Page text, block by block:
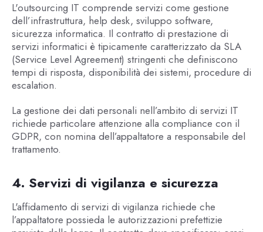
L'outsourcing IT comprende servizi come gestione
dell’infrastruttura, help desk, sviluppo software,
sicurezza informatica. Il contratto di prestazione di
servizi informatici è tipicamente caratterizzato da SLA
(Service Level Agreement) stringenti che definiscono
tempi di risposta, disponibilità dei sistemi, procedure di
escalation.
La gestione dei dati personali nell’ambito di servizi IT
richiede particolare attenzione alla compliance con il
GDPR, con nomina dell’appaltatore a responsabile del
trattamento.
4. Servizi di vigilanza e sicurezza
L'affidamento di servizi di vigilanza richiede che
l’appaltatore possieda le autorizzazioni prefettizie